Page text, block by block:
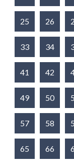
25 26
33 34
41 42
49 50
57 58
65 66